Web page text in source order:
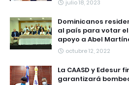
julio 18, 2023
Dominicanos
al país para votar
apoyo a Abel
octubre 12, 2022
La CAASD y Edesur
garantizará